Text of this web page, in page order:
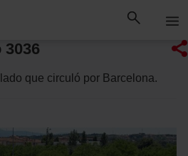
que circuló por Barcelona.